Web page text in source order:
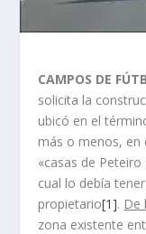
CAMPOS DE
solicita la
ubicó en el
más o menos, en
«casas de
cual lo debí­a
propietario[1]. De
zona existente